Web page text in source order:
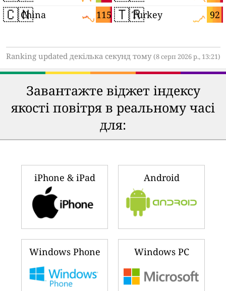
🇨🇳 115
China 🇹🇷 92
Turkey
Ranking updated декілька секунд тому(8 серп 2026 р., 13:21)
Завантажте віджет індексу
якості повітря в реальному часі
для:
iPhone & iPad Android
Windows Phone Windows PC